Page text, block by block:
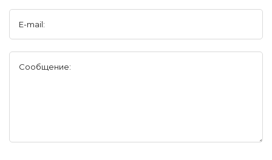
E-mail:
Сообщение: